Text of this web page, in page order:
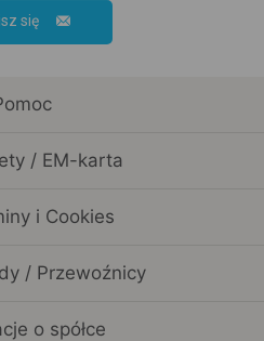
się
/ EM-karta
i Cookies
/ Przewoźnicy
o spółce